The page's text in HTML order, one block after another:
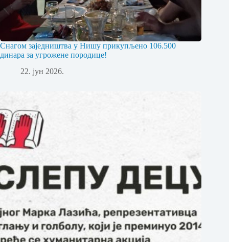
Снагом заједништва у Нишу прикупљено 106.500
динара за угрожене породице!
22. јун 2026.